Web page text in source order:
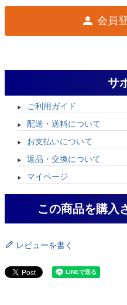
会員
サ
ご利用ガイド
配送・送料について
お支払いについて
返品・交換について
マイページ
この商品を購入
レビューを書く